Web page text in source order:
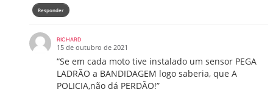
Responder
RICHARD
15 de outubro de 2021
“Se em cada moto tive instalado um sensor PEGA
LADRÃO a BANDIDAGEM logo saberia, que A
POLICIA,não dá PERDÃO!”